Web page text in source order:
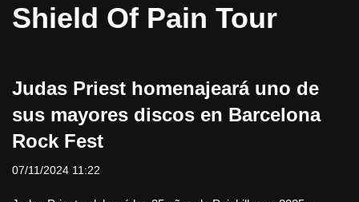
Shield Of Pain Tour
Judas Priest homenajeará uno de
sus mayores discos en Barcelona
Rock Fest
07/11/2024 11:22